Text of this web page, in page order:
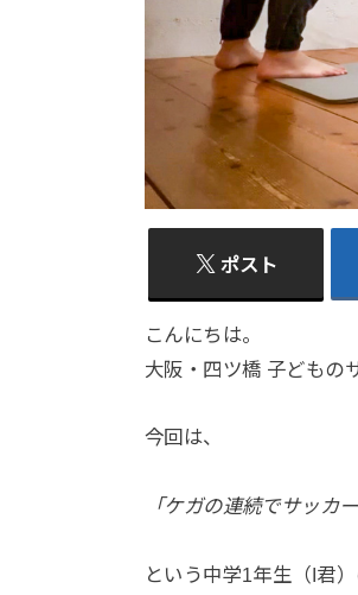
ポスト
こんにちは。
大阪・四ツ橋 子どもの
今回は、
「ケガの連続でサッカ
という中学1年生（I君）